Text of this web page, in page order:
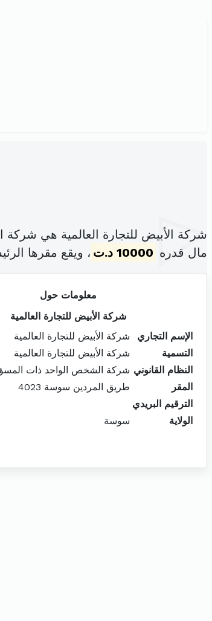
شركة الأبيض للتجارة العالمية هي
مال قدره 10000 د.ت ، ويقع مقرها
معلومات حول
شركة الأبيض للتجارة العالمية
الإسم التجاري
شركة الأبيض للتجارة العالمية
التسمية
شركة الأبيض للتجارة العالمية
النظام القانوني شركة الشخص الواحد ذات
المقر
طريق المردين سوسة 4023
الترقيم البريدي
الولاية
سوسة